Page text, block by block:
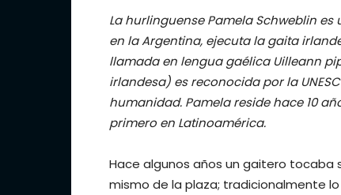
La hurlinguense Pamela Schweblin
en la Argentina, ejecuta la gaita
llamada en lengua gaélica Uilleann
irlandesa) es reconocida por la
humanidad. Pamela reside hace 10
primero en Latinoamérica.
Hace algunos años un gaitero tocaba
mismo de la plaza; tradicionalmente